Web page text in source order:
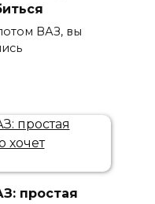
ВАЗ, вы
простая